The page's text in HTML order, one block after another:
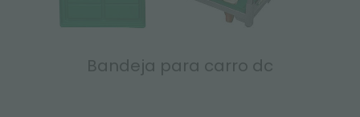
Bandeja para carro dc